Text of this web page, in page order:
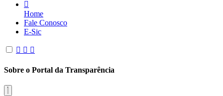
Home
Fale Conosco
E-Sic
Sobre o Portal da Transparência